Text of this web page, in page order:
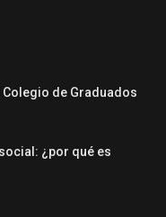
de Graduados
¿por qué es